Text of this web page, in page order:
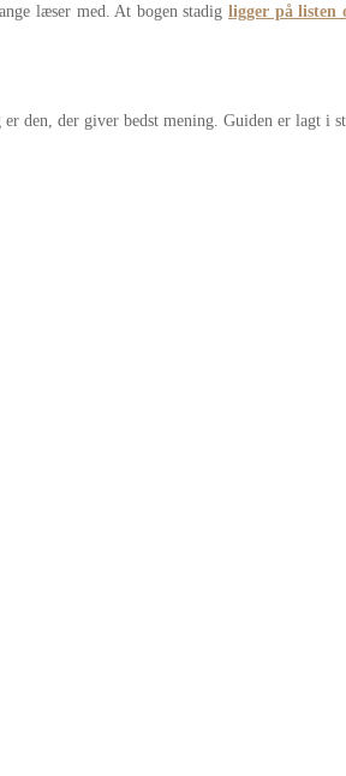
læser med. At bogen stadig ligger på listen
den, der giver bedst mening. Guiden er lagt i